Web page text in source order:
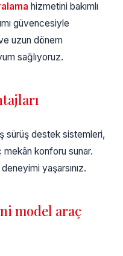
hizmetini bakımlı
güvencesiyle
uzun dönem
sağlıyoruz.
sürüş destek sistemleri,
konforu sunar.
yaşarsınız.
model araç